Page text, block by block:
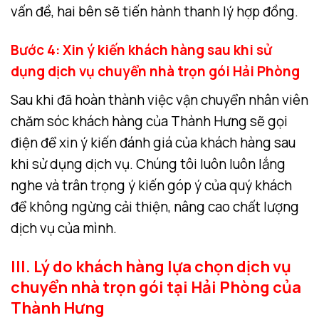
vấn đề, hai bên sẽ tiến hành thanh lý hợp đồng.
Bước 4: Xin ý kiến khách hàng sau khi sử
dụng dịch vụ chuyển nhà trọn gói Hải Phòng
Sau khi đã hoàn thành việc vận chuyển nhân viên
chăm sóc khách hàng của Thành Hưng sẽ gọi
điện để xin ý kiến đánh giá của khách hàng sau
khi sử dụng dịch vụ. Chúng tôi luôn luôn lắng
nghe và trân trọng ý kiến góp ý của quý khách
để không ngừng cải thiện, nâng cao chất lượng
dịch vụ của mình.
III. Lý do khách hàng lựa chọn dịch vụ
chuyển nhà trọn gói tại Hải Phòng của
Thành Hưng